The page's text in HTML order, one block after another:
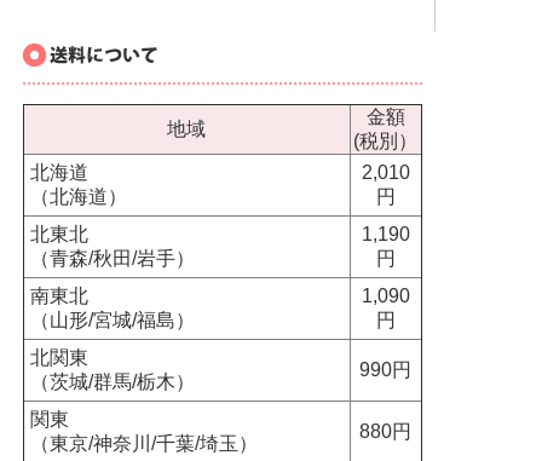
地域
金額
(税別）
北海道
（北海道）
2,010
円
北東北
（青森/秋田/岩手）
1,190
円
南東北
（山形/宮城/福島）
1,090
円
北関東
（茨城/群馬/栃木）
990円
関東
（東京/神奈川/千葉/埼玉）
880円